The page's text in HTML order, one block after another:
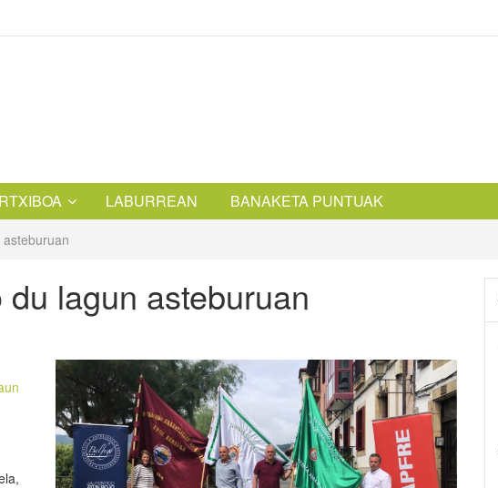
LABURREAN BANAKETA PUNTUAK
lagun asteburuan